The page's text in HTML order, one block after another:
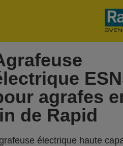
agrafes
de Rapid
électrique haute